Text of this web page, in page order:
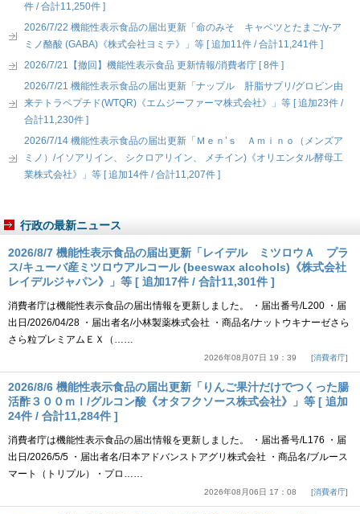
件 / 合計11,250件 ]
2026/7/22 機能性表示食品の届出更新「命のみそ キャベツとたまご/γ-ア
ミノ酪酸 (GABA)《株式会社ヨミテ》」等 [ 追加11件 / 合計11,241件 ]
2026/7/21【撤回】機能性表示食品 更新情報/消費者庁 [ 8件 ]
2026/7/21 機能性表示食品の届出更新「ナップル 肝脂サプリ/グロビン由
来テトラペプチド(WTQR)《エムジーファーマ株式会社》」等 [ 追加23件 /
合計11,230件 ]
2026/7/14 機能性表示食品の届出更新「Ｍｅｎ’ｓ Ａｍｉｎｏ（メンズア
ミノ）/イソアリイン、 シクロアリイン、 メチイン)《オリエンタル酵母工
業株式会社》」等 [ 追加14件 / 合計11,207件 ]
行政の最新ニュース
2026/8/7 機能性表示食品の届出更新「レイデル ミツロウＡ プラ
ス/キューバ産ミツロウアルコール (beeswax alcohols)《株式会社
レイデルジャパン》」等 [ 追加17件 / 合計11,301件 ]
消費者庁は機能性表示食品の届出情報を更新しました。 ・届出番号/L200 ・届
出日/2026/04/28 ・届出者名/小林製薬株式会社 ・商品名/ナットウキナーゼさら
さら粒プレミアムＥＸ（……
2026年08月07日 19：39 消費者庁
2026/8/6 機能性表示食品の届出更新「りんご果汁だけでつくった腸
活酢３００ｍｌ/グルコン酸《オタフクソース株式会社》」等 [ 追加
24件 / 合計11,284件 ]
消費者庁は機能性表示食品の届出情報を更新しました。 ・届出番号/L176 ・届
出日/2026/5/5 ・届出者名/日本アドバンストアグリ株式会社 ・商品名/ブルース
マート（トリプル）・プロ……
2026年08月06日 17：08 消費者庁